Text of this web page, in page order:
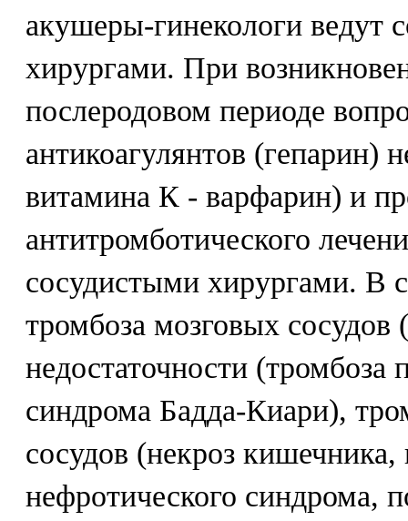
акушеры-гинекологи ведут
хирургами. При
послеродовом периоде
антикоагулянтов (гепарин)
витамина К - варфарин) и
антитромботического
сосудистыми хирургами. В
тромбоза мозговых сосудов
недостаточности (тромбоза
синдрома Бадда-Киари),
сосудов (некроз кишечника,
нефротического синдрома,